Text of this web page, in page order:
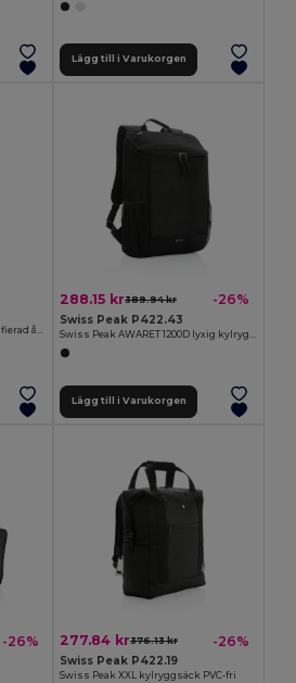
Lägg till i Varukorgen
288.15 kr389.94 kr -26%
Swiss Peak P422.43
Lägg till i Varukorgen
-26% 277.84 kr376.13 kr -26%
Swiss Peak P422.19
Swiss Peak XXL kylryggsäck PVC-fri